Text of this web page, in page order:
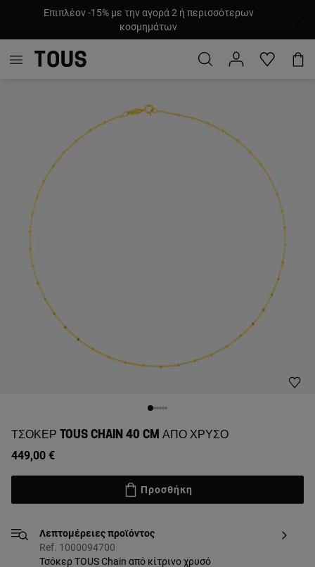
Επιπλέον -15% με την αγορά 2 ή περισσότερων
κοσμημάτων
ΤΣΌΚΕΡ TOUS CHAIN 40 CM ΑΠΌ ΧΡΥΣΌ
449,00 €
Προσθήκη
Λεπτομέρειες προϊόντος
Ref. 1000094700
Τσόκερ TOUS Chain από κίτρινο χρυσό